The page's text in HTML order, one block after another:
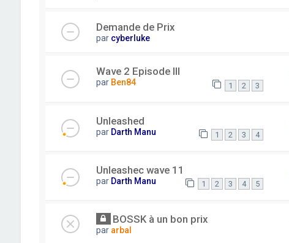
Demande de Prix
par cyberluke
Wave 2 Episode III
par Ben84 1 2 3
Unleashed
par Darth Manu 1 2 3 4
Unleashec wave 11
par Darth Manu 1 2 3 4 5
BOSSK à un bon prix
par arbal